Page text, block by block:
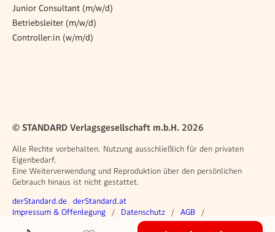
Junior Consultant (m/w/d)
Betriebsleiter (m/w/d)
Controller:in (w/m/d)
© STANDARD Verlagsgesellschaft m.b.H. 2026
Alle Rechte vorbehalten. Nutzung ausschließlich für den privaten
Eigenbedarf.
Eine Weiterverwendung und Reproduktion über den persönlichen
Gebrauch hinaus ist nicht gestattet.
Weitere Angebote
derStandard.de derStandard.at
Rechtliches
Impressum & Offenlegung Datenschutz
AGB